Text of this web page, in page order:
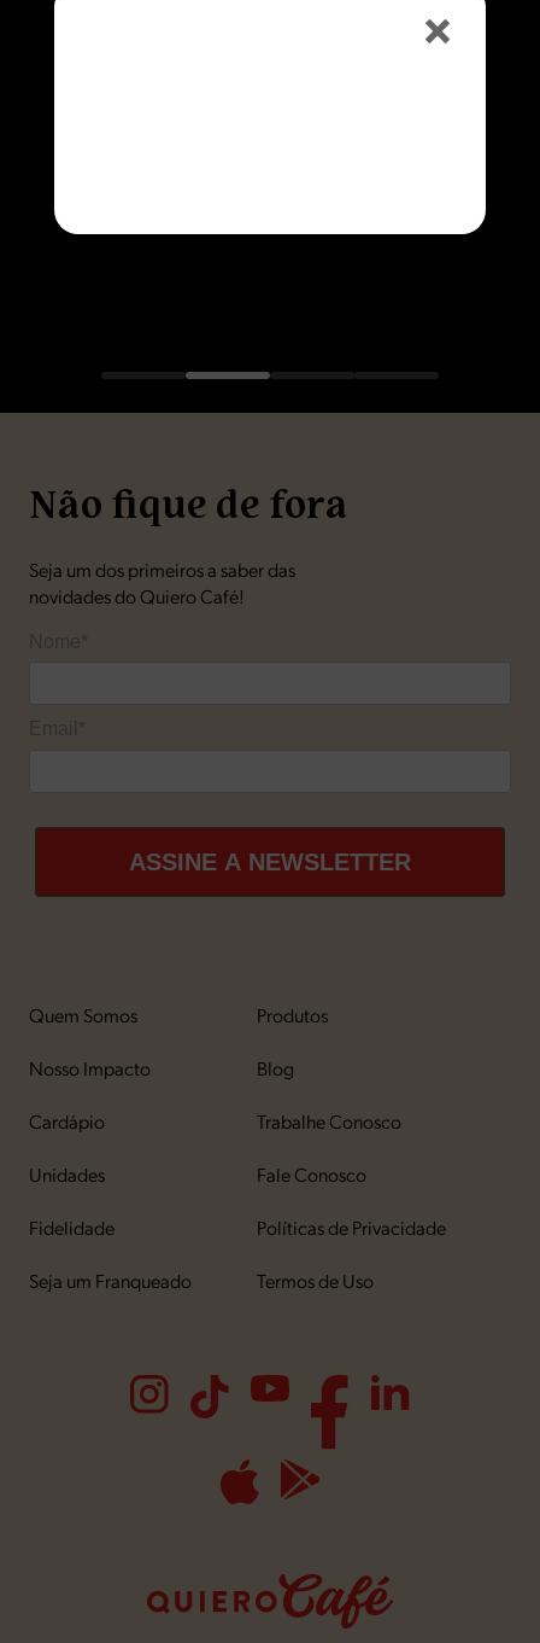
Não fique de fora
Seja um dos primeiros a saber das
novidades do Quiero Café!
Nome*
Email*
ASSINE A NEWSLETTER
Quem Somos
Nosso Impacto
Cardápio
Unidades
Fidelidade
Seja um Franqueado
Produtos
Blog
Trabalhe Conosco
Fale Conosco
Políticas de Privacidade
Termos de Uso